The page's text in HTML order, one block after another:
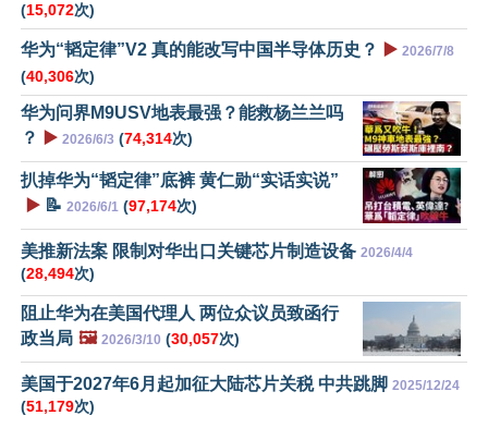
(15,072次)
华为“韬定律”V2 真的能改写中国半导体历史？ ▶️ 2026/7/8
(40,306次)
华为问界M9USV地表最强？能救杨兰兰吗
？
▶️ 2026/6/3 (74,314次)
扒掉华为“韬定律”底裤 黄仁勋“实话实说”
▶️ 📝 2026/6/1 (97,174次)
美推新法案 限制对华出口关键芯片制造设备 2026/4/4
(28,494次)
阻止华为在美国代理人 两位众议员致函行
政当局 🖼️ 2026/3/10 (30,057次)
美国于2027年6月起加征大陆芯片关税 中共跳脚 2025/12/24
(51,179次)